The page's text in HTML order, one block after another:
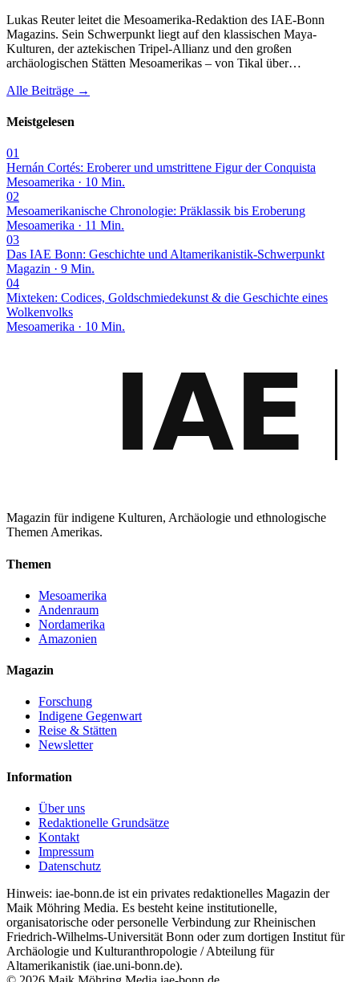
Lukas Reuter leitet die Mesoamerika-Redaktion des IAE-Bonn
Magazins. Sein Schwerpunkt liegt auf den klassischen Maya-
Kulturen, der aztekischen Tripel-Allianz und den großen
archäologischen Stätten Mesoamerikas – von Tikal über…
Alle Beiträge →
Meistgelesen
01
Hernán Cortés: Eroberer und umstrittene Figur der Conquista
Mesoamerika · 10 Min.
02
Mesoamerikanische Chronologie: Präklassik bis Eroberung
Mesoamerika · 11 Min.
03
Das IAE Bonn: Geschichte und Altamerikanistik-Schwerpunkt
Magazin · 9 Min.
04
Mixteken: Codices, Goldschmiedekunst & die Geschichte eines
Wolkenvolks
Mesoamerika · 10 Min.
Magazin für indigene Kulturen, Archäologie und ethnologische
Themen Amerikas.
Themen
Mesoamerika
Andenraum
Nordamerika
Amazonien
Magazin
Forschung
Indigene Gegenwart
Reise & Stätten
Newsletter
Information
Über uns
Redaktionelle Grundsätze
Kontakt
Impressum
Datenschutz
Hinweis: iae-bonn.de ist ein privates redaktionelles Magazin der
Maik Möhring Media. Es besteht keine institutionelle,
organisatorische oder personelle Verbindung zur Rheinischen
Friedrich-Wilhelms-Universität Bonn oder zum dortigen Institut für
Archäologie und Kulturanthropologie / Abteilung für
Altamerikanistik (iae.uni-bonn.de).